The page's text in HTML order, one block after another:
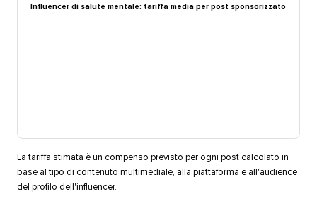
Influencer di salute mentale: tariffa media per post sponsorizzato​​
La tariffa stimata è un compenso previsto per ogni post calcolato in
base al tipo di contenuto multimediale, alla piattaforma e all'audience
del profilo dell'influencer.​​